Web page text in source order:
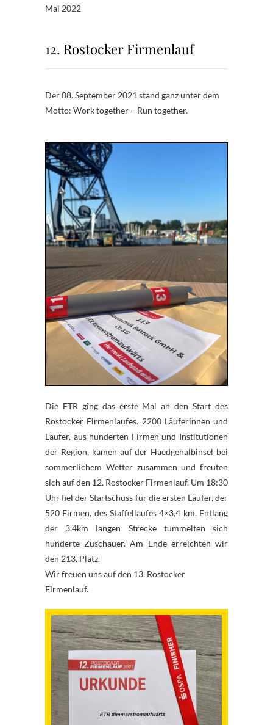
Mai 2022
12. Rostocker Firmenlauf
Der 08. September 2021 stand ganz unter dem
Motto: Work together – Run together.
Die ETR ging das erste Mal an den Start des
Rostocker Firmenlaufes. 2200 Läuferinnen und
Läufer, aus hunderten Firmen und Institutionen
der Region, kamen auf der Haedgehalbinsel bei
sommerlichem Wetter zusammen und freuten
sich auf den 12. Rostocker Firmenlauf. Um 18:30
Uhr fiel der Startschuss für die ersten Läufer, der
520 Firmen, des Staffellaufes 4×3,4 km. Entlang
der 3,4km langen Strecke tummelten sich
hunderte Zuschauer. Am Ende erreichten wir
den 213. Platz.
Wir freuen uns auf den 13. Rostocker
Firmenlauf.